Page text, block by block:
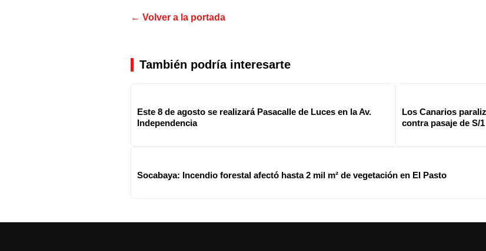
← Volver a la portada
También podría interesarte
Este 8 de agosto se realizará Pasacalle de Luces en la Av.
Independencia
Los Canarios
contra pasaje de S/1
Socabaya: Incendio forestal afectó hasta 2 mil m² de vegetación en El Pasto